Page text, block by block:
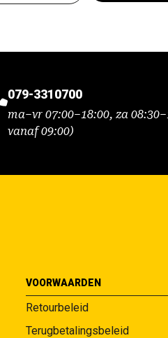
079-3310700
ma–vr 07:00–18:00, za
vanaf 09:00)
VOORWAARDEN
Retourbeleid
Terugbetalingsbeleid